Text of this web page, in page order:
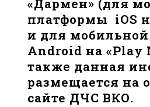
«Дармен» (для
платформы iOS
и для
Android на «Play
также данная
размещается на
сайте ДЧС ВКО.